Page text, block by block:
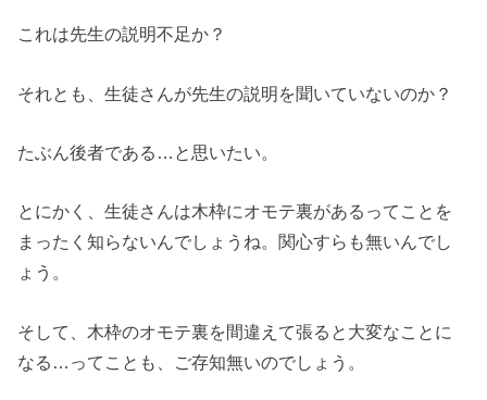
これは先生の説明不足か？
それとも、生徒さんが先生の説明を聞いていないのか？
たぶん後者である…と思いたい。
とにかく、生徒さんは木枠にオモテ裏があるってことを
まったく知らないんでしょうね。関心すらも無いんでし
ょう。
そして、木枠のオモテ裏を間違えて張ると大変なことに
なる…ってことも、ご存知無いのでしょう。